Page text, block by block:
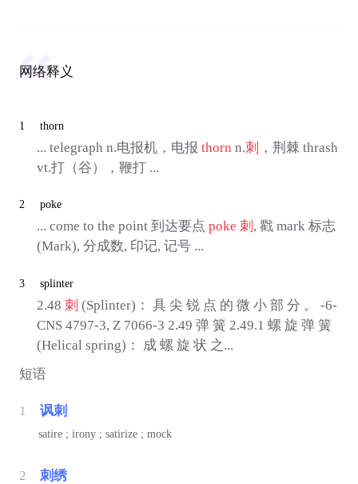
网络释义
1 thorn
... telegraph n.电报机，电报 thorn n.刺 ，荆棘 thrash
vt.打（谷），鞭打 ...
2 poke
... come to the point 到达要点 poke 刺 , 戳 mark 标志
(Mark), 分成数, 印记, 记号 ...
3 splinter
2.48 刺 (Splinter)： 具 尖 锐 点 的 微 小 部 分 。 -6-
CNS 4797-3, Z 7066-3 2.49 弹 簧 2.49.1 螺 旋 弹 簧
(Helical spring)： 成 螺 旋 状 之...
短语
1 讽刺
satire ; irony ; satirize ; mock
2 刺绣